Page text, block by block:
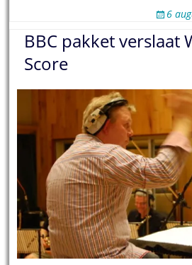
6
BBC pakket verslaat
Score